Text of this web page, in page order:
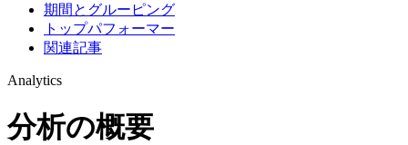
期間とグルーピング
トップパフォーマー
関連記事
Analytics
分析の概要